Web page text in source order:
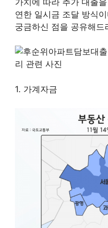
연한 일시금 조달 방식
궁금하신 점을 공유해
1. 가계자금